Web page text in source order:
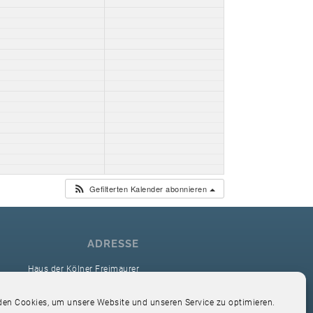
Cookies, um unsere Website und unseren Service zu optimieren.
Gefilterten Kalender abonnieren
ADRESSE
Haus der Kölner Freimaurer
Hardefuststr. 9